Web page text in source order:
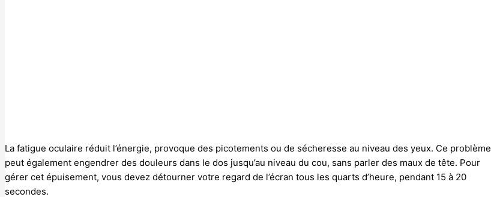
La fatigue oculaire réduit l’énergie, provoque des picotements ou de sécheresse au niveau des yeux. Ce problème
peut également engendrer des douleurs dans le dos jusqu’au niveau du cou, sans parler des maux de tête. Pour
gérer cet épuisement, vous devez détourner votre regard de l’écran tous les quarts d’heure, pendant 15 à 20
secondes.